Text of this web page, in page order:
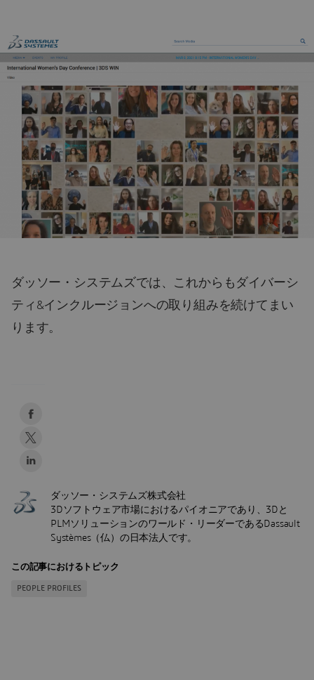
ダッソー・システムズでは、これからもダイバーシ
ティ&インクルージョンへの取り組みを続けてまい
ります。
ダッソー・システムズ株式会社
3Dソフトウェア市場におけるパイオニアであり、3Dと
PLMソリューションのワールド・リーダーであるDassault
Systèmes（仏）の日本法人です。
この記事におけるトピック
PEOPLE PROFILES